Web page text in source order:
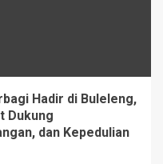
Hadir di Buleleng,
Dukung
dan Kepedulian